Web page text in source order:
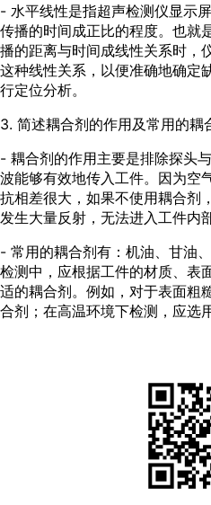
- 水平线性是指超声检测仪显示
传播的时间成正比的程度。也就
播的距离与时间成线性关系时，
这种线性关系，以便准确地确定
行定位分析。
3. 简述耦合剂的作用及常用的耦
- 耦合剂的作用主要是排除探头
波能够有效地传入工件。因为空
抗相差很大，如果不使用耦合剂
发生大量反射，无法进入工件内
- 常用的耦合剂有：机油、甘油
检测中，应根据工件的材质、表
适的耦合剂。例如，对于表面粗
合剂；在高温环境下检测，应选